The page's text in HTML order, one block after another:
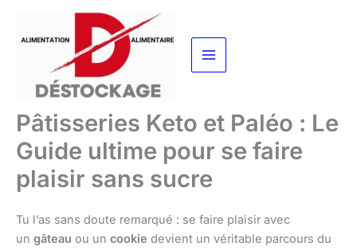
contenu
Pâtisseries Keto et Paléo : Le
Guide ultime pour se faire
plaisir sans sucre
Tu l’as sans doute remarqué : se faire plaisir avec
un gâteau ou un cookie devient un véritable parcours du